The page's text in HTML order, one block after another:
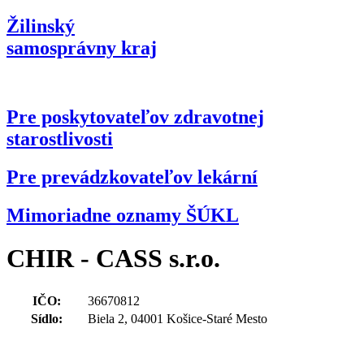
Žilinský
samosprávny kraj
Pre poskytovateľov zdravotnej
starostlivosti
Pre prevádzkovateľov lekární
Mimoriadne oznamy ŠÚKL
CHIR - CASS s.r.o.
IČO:
36670812
Sídlo:
Biela 2, 04001 Košice-Staré Mesto